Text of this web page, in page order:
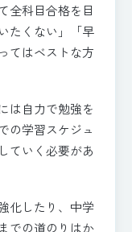
全科目合格を目
たくない」「早
てはベストな方
は自力で勉強を
の学習スケジュ
ていく必要があ
化したり、中学
での道のりはか